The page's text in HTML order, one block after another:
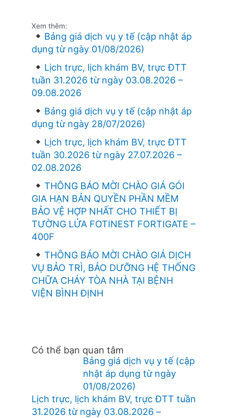
Xem thêm:
Bảng giá dịch vụ y tế (cập nhật áp
dụng từ ngày 01/08/2026)
Lịch trực, lịch khám BV, trực ĐTT
tuần 31.2026 từ ngày 03.08.2026 –
09.08.2026
Bảng giá dịch vụ y tế (cập nhật áp
dụng từ ngày 28/07/2026)
Lịch trực, lịch khám BV, trực ĐTT
tuần 30.2026 từ ngày 27.07.2026 –
02.08.2026
THÔNG BÁO MỜI CHÀO GIÁ GÓI
GIA HẠN BẢN QUYỀN PHẦN MỀM
BẢO VỆ HỢP NHẤT CHO THIẾT BỊ
TƯỜNG LỬA FOTINEST FORTIGATE –
400F
THÔNG BÁO MỜI CHÀO GIÁ DỊCH
VỤ BẢO TRÌ, BẢO DƯỠNG HỆ THỐNG
CHỮA CHÁY TÒA NHÀ TẠI BỆNH
VIỆN BÌNH ĐỊNH
Có thể bạn quan tâm
Bảng giá dịch vụ y tế (cập
nhật áp dụng từ ngày
01/08/2026)
Lịch trực, lịch khám BV, trực ĐTT tuần
31.2026 từ ngày 03.08.2026 –